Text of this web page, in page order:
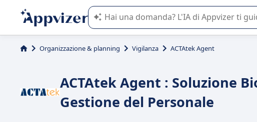
L'IA di Appvizer vi guida nell'utilizzo o nella
Organizzazione & planning Vigilanza ACTAtek Agent
ACTAtek Agent : Soluzione
Gestione del Personale